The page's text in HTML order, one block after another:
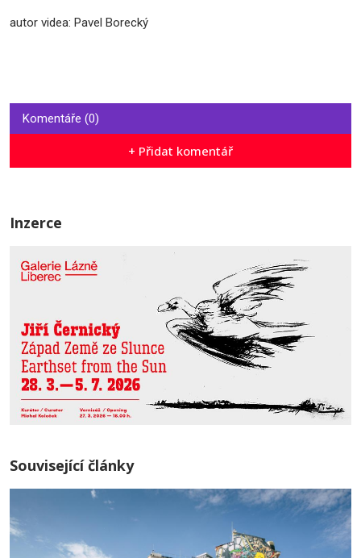
autor videa: Pavel Borecký
Komentáře (0)
+ Přidat komentář
Inzerce
Související články